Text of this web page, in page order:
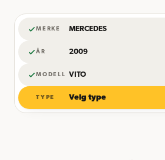
MERKE MERCEDES
ÅR 2009
MODELL VITO
TYPE Velg type